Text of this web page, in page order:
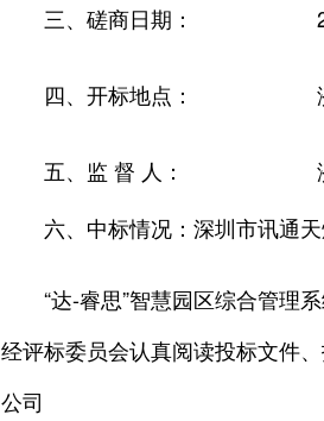
三、磋商日期：
四、开标地点：
五、监 督 人：
六、中标情况：深圳市讯通
“达-睿思”智慧园区综合管理
经评标委员会认真阅读投标文件
公司